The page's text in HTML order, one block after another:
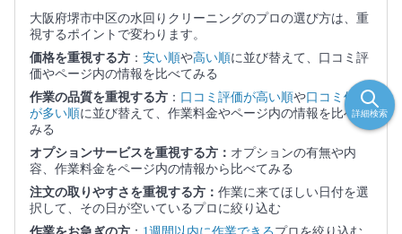
大阪府堺市中区の水回りクリーニングのプロの選び方は、重
視するポイントで変わります。
価格を重視する方 ： 安い順や高い順に並び替えて、口コミ評
価やページ内の情報を比べてみる
作業の品質を重視する方 ： 口コミ評価が高い順や口コミ件数
が多い順に並び替えて、作業料金やページ内の情報を比べて
みる
オプションサービスを重視する方： オプションの有無や内
容、作業料金をページ内の情報から比べてみる
注文の取りやすさを重視する方： 作業に来てほしい日付を選
択して、その日が空いているプロに絞り込む
詳細検索